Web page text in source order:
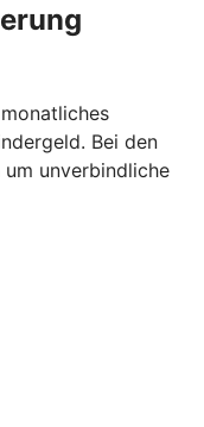
Bei den
unverbindliche